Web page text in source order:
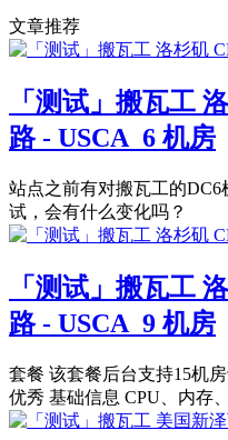
文章推荐
「测试」搬瓦工
路 - USCA_6 机房
站点之前有对搬瓦工的
试，会有什么变化吗？
「测试」搬瓦工
路 - USCA_9 机房
套餐 该套餐后台支持15机
优秀 基础信息 CPU、内存